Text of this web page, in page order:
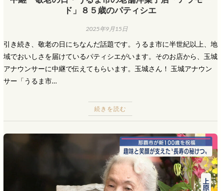
ド」８５歳のパティシエ
2025年9月15日
引き続き、敬老の日にちなんだ話題です。うるま市に半世紀以上、地
域でおいしさを届けているパティシエがいます。そのお店から、玉城
アナウンサーに中継で伝えてもらいます。玉城さん！ 玉城アナウン
サー「うるま市…
続きを読む